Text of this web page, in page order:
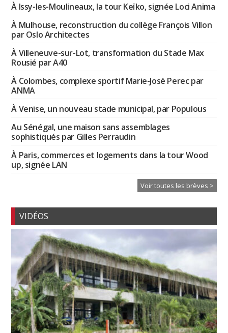
À Issy-les-Moulineaux, la tour Keïko, signée Loci Anima
À Mulhouse, reconstruction du collège François Villon
par Oslo Architectes
À Villeneuve-sur-Lot, transformation du Stade Max
Rousié par A40
À Colombes, complexe sportif Marie-José Perec par
ANMA
À Venise, un nouveau stade municipal, par Populous
Au Sénégal, une maison sans assemblages
sophistiqués par Gilles Perraudin
À Paris, commerces et logements dans la tour Wood
up, signée LAN
Voir toutes les brèves >
VIDÉOS